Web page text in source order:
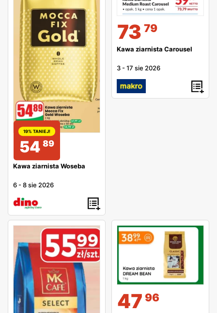
19% TANIEJ!
54 89
Kawa ziarnista Woseba
6 -8 sie 2026
73 79
Kawa ziarnista Carousel
3 -17 sie 2026
47 96